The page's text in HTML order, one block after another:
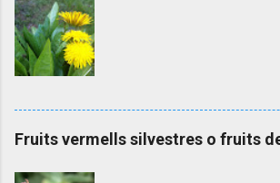
Fruits vermells silvestres o fruits